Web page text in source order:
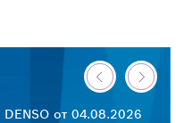
от 04.08.2026